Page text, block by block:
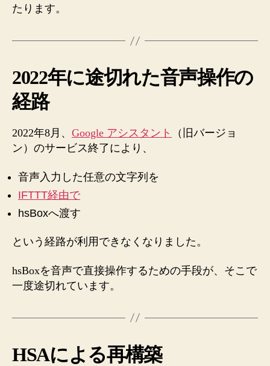
たります。
2022年に途切れた音声操作の
経路
2022年8月、 Google アシスタント
（旧バージョ
ン）のサービス終了により、
音声入力した任意の文字列を
IFTTT経由で
hsBoxへ渡す
という経路が利用できなくなりました。
hsBoxを音声で直接操作するための手段が、そこで
一度途切れています。
HSAによる再構築